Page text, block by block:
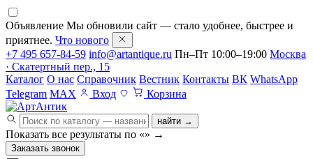
Объявление Мы обновили сайт — стало удобнее, быстрее и
приятнее. Что нового
+7 495 657-84-59 info@artantique.ru Пн–Пт 10:00–19:00 Москва
· Скатертный пер., 15
Каталог О нас Справочник Вестник Контакты ВК WhatsApp
Telegram MAX Вход Корзина
найти →
Показать все результаты по «» →
Заказать звонок